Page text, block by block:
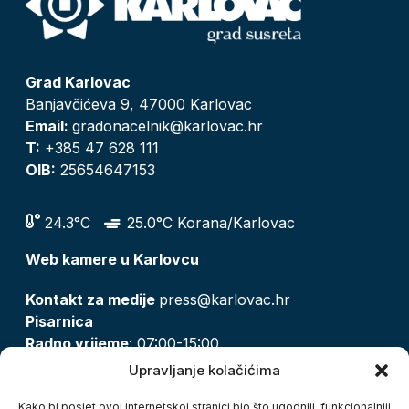
Upravljanje kolačićima
Grad Karlovac
Banjavčićeva 9, 47000 Karlovac
Email: gradonacelnik@karlovac.hr
T: +385 47 628 111
OIB: 25654647153
24.3°C
25.0°C Korana/Karlovac
Web kamere u Karlovcu
Kontakt za medije press@karlovac.hr
Pisarnica
Radno vrijeme: 07:00-15:00
pisarnica@karlovac.hr